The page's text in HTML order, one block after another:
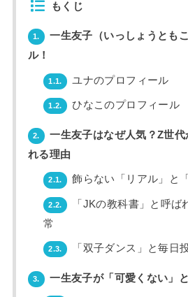
もくじ
1.
一生友子（いっしょうとも
ル！
1.1. ユナのプロフィール
1.2. ひなこのプロフィール
2.
一生友子はなぜ人気？Z世
れる理由
2.1. 飾らない「リアル」と
2.2.
「JKの教科書」と呼ば
常
2.3. 「双子ダンス」と毎日
3. 一生友子が「可愛くない」